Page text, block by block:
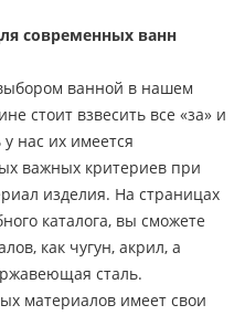
современных ванн
ванной в нашем
стоит взвесить все «за» и
нас их имеется
важных критериев при
изделия. На страницах
каталога, вы сможете
как чугун, акрил, а
сталь.
материалов имеет свои